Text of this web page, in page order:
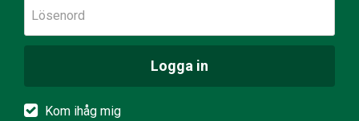
Lösenord
Logga in
Kom ihåg mig